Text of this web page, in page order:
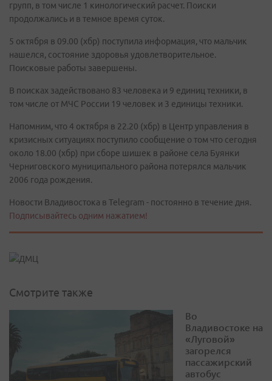
групп, в том числе 1 кинологический расчет. Поиски
продолжались и в темное время суток.
5 октября в 09.00 (хбр) поступила информация, что мальчик
нашелся, состояние здоровья удовлетворительное.
Поисковые работы завершены.
В поисках задействовано 83 человека и 9 единиц техники, в
том числе от МЧС России 19 человек и 3 единицы техники.
Напомним, что 4 октября в 22.20 (хбр) в Центр управления в
кризисных ситуациях поступило сообщение о том что сегодня
около 18.00 (хбр) при сборе шишек в районе села Буянки
Черниговского муниципального района потерялся мальчик
2006 года рождения.
Новости Владивостока в Telegram - постоянно в течение дня.
Подписывайтесь одним нажатием!
Смотрите также
Во
Владивостоке на
«Луговой»
загорелся
пассажирский
автобус